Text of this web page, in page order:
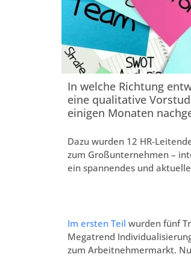
In welche Richtung
eine qualitative
einigen Monaten
Dazu wurden 12 HR-
zum Großunternehmen –
ein spannendes und
Im ersten Teil wurden fünf
Megatrend
zum Arbeitnehmermarkt.